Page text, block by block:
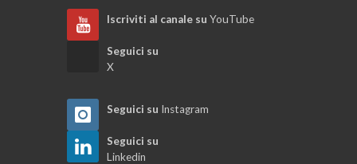
Libretto dei ferri
Certificato di pagamento BIS
Certificato di pagamento
Stato di avanzamento dei lavori
Iscriviti al canale su YouTube
Seguici su
X
Seguici su Instagram
Seguici su
Linkedin